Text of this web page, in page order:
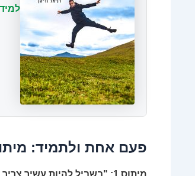
פעם אחת ולתמיד:
מיתוס 1: "בשביל להיות עשיר צריך כסף גדול כדי להתחיל."